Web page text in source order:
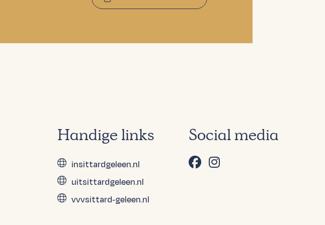
Handige links
insittardgeleen.nl
uitsittardgeleen.nl
vvvsittard-geleen.nl
Social media